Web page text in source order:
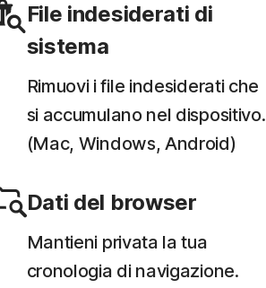
File indesiderati di
sistema
Rimuovi i file indesiderati che
si accumulano nel dispositivo.
(Mac, Windows, Android)
Dati del browser
Mantieni privata la tua
cronologia di navigazione.